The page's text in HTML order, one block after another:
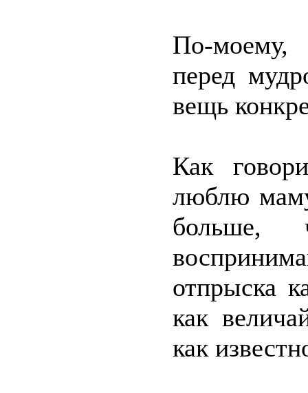
По-моему,
перед
вещь
Как
люблю
больше,
отпрыска
как
как